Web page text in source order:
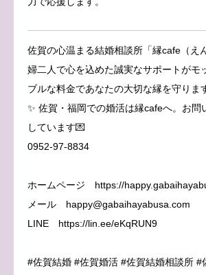
佐賀の心温まる結婚相談所「縁cafe（え
婦二人で心を込めた誠実なサポートがモ
ブルな料金であなたの大切な縁を守りま
✨ 佐賀・福岡での婚活は縁cafeへ。お問
しています💌
0952-97-8834
ホームページ https://
メール happy@gabaihayabusa.com
LINE https://lin.ee/eKqRUN9
#佐賀結婚 #佐賀婚活 #佐賀結婚相談所 #